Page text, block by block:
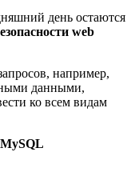
день остаются
web
например,
данными,
ко всем видам